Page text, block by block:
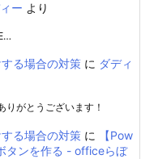
ー より
る場合の対策に ダディ
がとうございます！
る場合の対策に
【Pow
タンを作る - officeらぼ